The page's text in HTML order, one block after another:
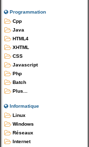
Programmation
Cpp
Java
HTML4
XHTML
CSS
Javascript
Php
Batch
Plus...
Informatique
Linux
Windows
Réseaux
Internet